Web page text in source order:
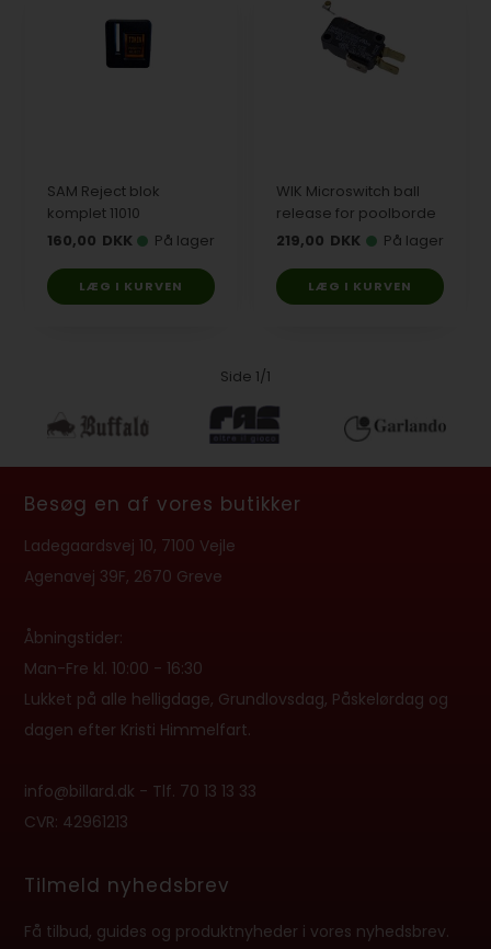
SAM Reject blok
komplet 11010
160,00 DKK På lager
WIK Microswitch ball
release for poolborde
219,00 DKK På lager
Side 1/1
Besøg en af vores butikker
Ladegaardsvej 10, 7100 Vejle
Agenavej 39F, 2670 Greve
Åbningstider:
Man-Fre kl. 10:00 - 16:30
Lukket på alle helligdage, Grundlovsdag, Påskelørdag og
dagen efter Kristi Himmelfart.
info@billard.dk - Tlf. 70 13 13 33
CVR: 42961213
Tilmeld nyhedsbrev
Få tilbud, guides og produktnyheder i vores nyhedsbrev.